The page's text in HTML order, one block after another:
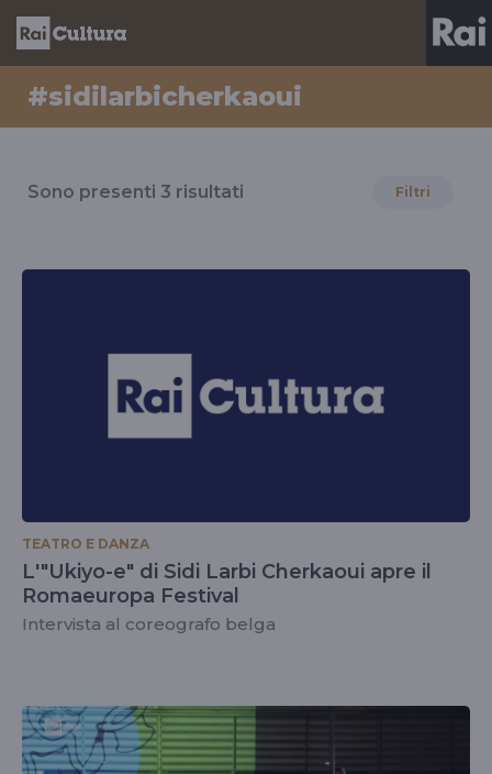
#sidilarbicherkaoui
il
#sidilarbicherkaoui
Sono presenti 3 risultati Filtri
TEATRO E DANZA
L'"Ukiyo-e" di Sidi Larbi Cherkaoui apre il
Romaeuropa Festival
Intervista al coreografo belga